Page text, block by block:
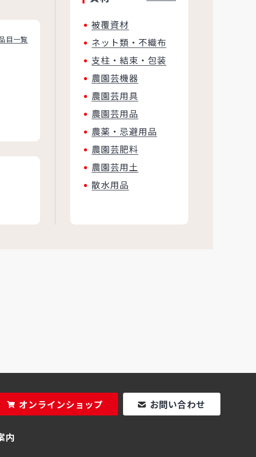
目一覧
被覆資材
ネット類・不織布
支柱・結束・包装
農園芸機器
農園芸用具
農園芸用品
農薬・忌避用品
農園芸肥料
農園芸用土
散水用品
内
オンラインショップ お問い合わせ